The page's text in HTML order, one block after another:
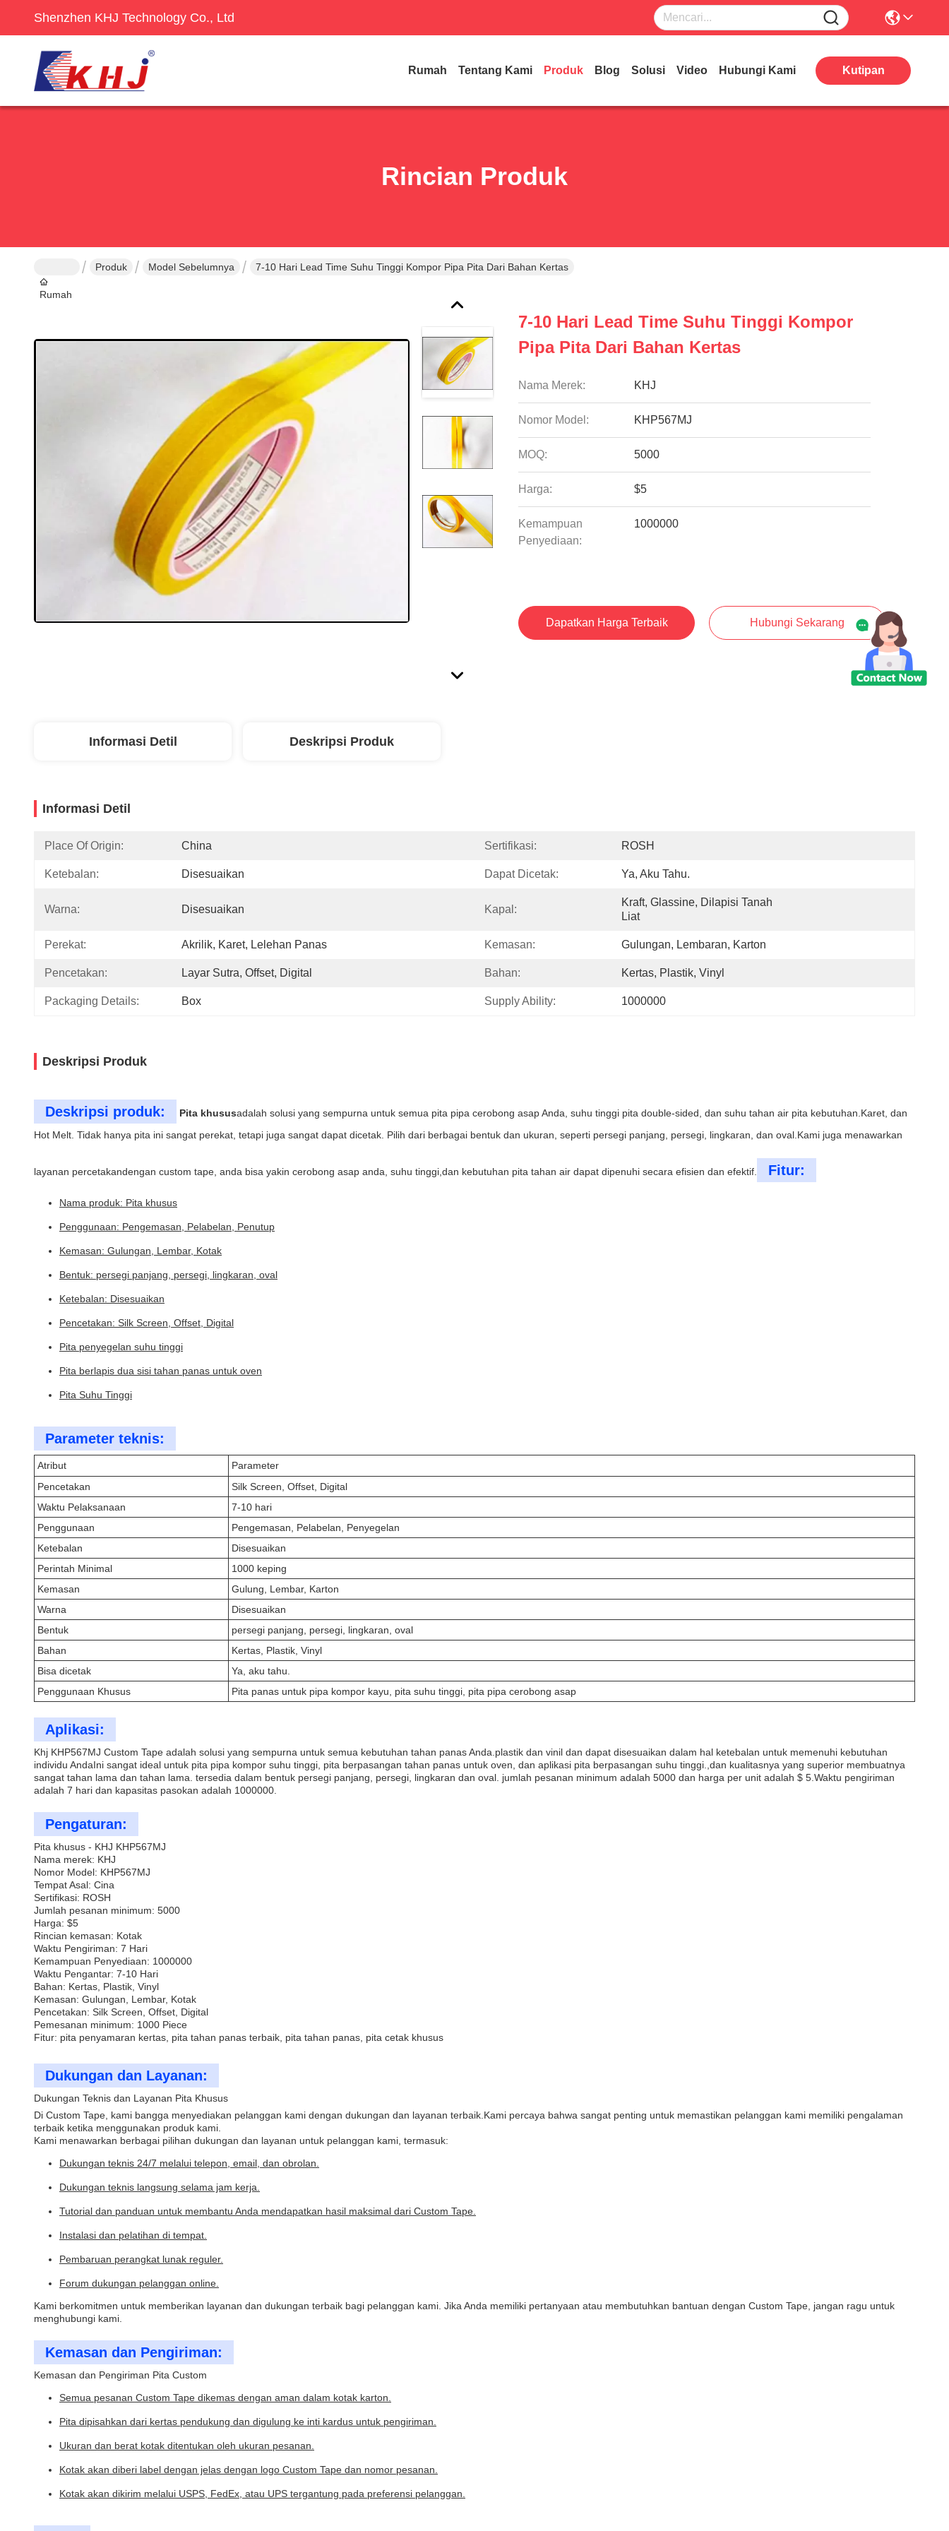
Shenzhen KHJ Technology Co., Ltd
Rumah Tentang Kami Produk Blog Solusi Video Hubungi Kami Kutipan
Rincian Produk
Rumah
Produk Model Sebelumnya 7-10 Hari Lead Time Suhu Tinggi Kompor Pipa Pita Dari Bahan Kertas
7-10 Hari Lead Time Suhu Tinggi Kompor
Pipa Pita Dari Bahan Kertas
Nama Merek: KHJ
Nomor Model: KHP567MJ
MOQ: 5000
Harga: $5
Kemampuan
Penyediaan:
1000000
Dapatkan Harga Terbaik Hubungi Sekarang
Informasi Detil Deskripsi Produk
Informasi Detil
Place Of Origin: China Sertifikasi: ROSH
Ketebalan: Disesuaikan Dapat Dicetak: Ya, Aku Tahu.
Warna: Disesuaikan Kapal:
Kraft, Glassine, Dilapisi Tanah
Liat
Perekat: Akrilik, Karet, Lelehan Panas Kemasan: Gulungan, Lembaran, Karton
Pencetakan: Layar Sutra, Offset, Digital Bahan: Kertas, Plastik, Vinyl
Packaging Details: Box Supply Ability: 1000000
Deskripsi Produk
Deskripsi produk: Pita khususadalah solusi yang sempurna untuk semua pita pipa cerobong asap Anda, suhu tinggi pita double-sided, dan suhu tahan air pita kebutuhan.Karet, dan
Hot Melt. Tidak hanya pita ini sangat perekat, tetapi juga sangat dapat dicetak. Pilih dari berbagai bentuk dan ukuran, seperti persegi panjang, persegi, lingkaran, dan oval.Kami juga menawarkan
layanan percetakandengan custom tape, anda bisa yakin cerobong asap anda, suhu tinggi,dan kebutuhan pita tahan air dapat dipenuhi secara efisien dan efektif. Fitur:
Nama produk: Pita khusus
Penggunaan: Pengemasan, Pelabelan, Penutup
Kemasan: Gulungan, Lembar, Kotak
Bentuk: persegi panjang, persegi, lingkaran, oval
Ketebalan: Disesuaikan
Pencetakan: Silk Screen, Offset, Digital
Pita penyegelan suhu tinggi
Pita berlapis dua sisi tahan panas untuk oven
Pita Suhu Tinggi
Parameter teknis:
Atribut
Parameter
Pencetakan
Silk Screen, Offset, Digital
Waktu Pelaksanaan
7-10 hari
Penggunaan
Pengemasan, Pelabelan, Penyegelan
Ketebalan
Disesuaikan
Perintah Minimal
1000 keping
Kemasan
Gulung, Lembar, Karton
Warna
Disesuaikan
Bentuk
persegi panjang, persegi, lingkaran, oval
Bahan
Kertas, Plastik, Vinyl
Bisa dicetak
Ya, aku tahu.
Penggunaan Khusus
Pita panas untuk pipa kompor kayu, pita suhu tinggi, pita pipa cerobong asap
Aplikasi:
Khj KHP567MJ Custom Tape adalah solusi yang sempurna untuk semua kebutuhan tahan panas Anda.plastik dan vinil dan dapat disesuaikan dalam hal ketebalan untuk memenuhi kebutuhan
individu AndaIni sangat ideal untuk pita pipa kompor suhu tinggi, pita berpasangan tahan panas untuk oven, dan aplikasi pita berpasangan suhu tinggi.,dan kualitasnya yang superior membuatnya
sangat tahan lama dan tahan lama. tersedia dalam bentuk persegi panjang, persegi, lingkaran dan oval. jumlah pesanan minimum adalah 5000 dan harga per unit adalah $ 5.Waktu pengiriman
adalah 7 hari dan kapasitas pasokan adalah 1000000.
Pengaturan:
Pita khusus - KHJ KHP567MJ
Nama merek: KHJ
Nomor Model: KHP567MJ
Tempat Asal: Cina
Sertifikasi: ROSH
Jumlah pesanan minimum: 5000
Harga: $5
Rincian kemasan: Kotak
Waktu Pengiriman: 7 Hari
Kemampuan Penyediaan: 1000000
Waktu Pengantar: 7-10 Hari
Bahan: Kertas, Plastik, Vinyl
Kemasan: Gulungan, Lembar, Kotak
Pencetakan: Silk Screen, Offset, Digital
Pemesanan minimum: 1000 Piece
Fitur: pita penyamaran kertas, pita tahan panas terbaik, pita tahan panas, pita cetak khusus
Dukungan dan Layanan:
Dukungan Teknis dan Layanan Pita Khusus
Di Custom Tape, kami bangga menyediakan pelanggan kami dengan dukungan dan layanan terbaik.Kami percaya bahwa sangat penting untuk memastikan pelanggan kami memiliki pengalaman
terbaik ketika menggunakan produk kami.
Kami menawarkan berbagai pilihan dukungan dan layanan untuk pelanggan kami, termasuk:
Dukungan teknis 24/7 melalui telepon, email, dan obrolan.
Dukungan teknis langsung selama jam kerja.
Tutorial dan panduan untuk membantu Anda mendapatkan hasil maksimal dari Custom Tape.
Instalasi dan pelatihan di tempat.
Pembaruan perangkat lunak reguler.
Forum dukungan pelanggan online.
Kami berkomitmen untuk memberikan layanan dan dukungan terbaik bagi pelanggan kami. Jika Anda memiliki pertanyaan atau membutuhkan bantuan dengan Custom Tape, jangan ragu untuk
menghubungi kami.
Kemasan dan Pengiriman:
Kemasan dan Pengiriman Pita Custom
Semua pesanan Custom Tape dikemas dengan aman dalam kotak karton.
Pita dipisahkan dari kertas pendukung dan digulung ke inti kardus untuk pengiriman.
Ukuran dan berat kotak ditentukan oleh ukuran pesanan.
Kotak akan diberi label dengan jelas dengan logo Custom Tape dan nomor pesanan.
Kotak akan dikirim melalui USPS, FedEx, atau UPS tergantung pada preferensi pelanggan.